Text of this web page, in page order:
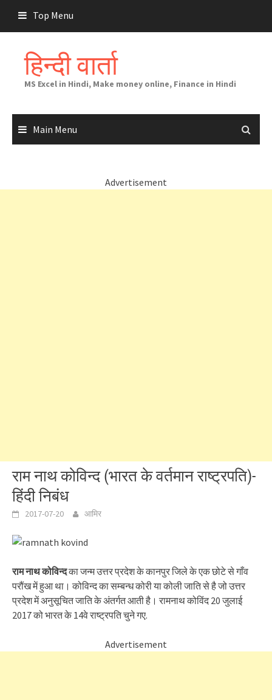
content
Top Menu
हिन्दी वार्ता
MS Excel in Hindi, Make money online, Finance in Hindi
Main Menu
Advertisement
राम नाथ कोविन्द (भारत के वर्तमान राष्ट्रपति)-
हिंदी निबंध
2017-07-20 आमिर
राम नाथ कोविन्दका जन्म उत्तर प्रदेश के कानपुर जिले के एक छोटे से गाँव
परौंख में हुआ था। कोविन्द का सम्बन्ध कोरी या कोली जाति से है जो उत्तर
प्रदेश में अनुसूचित जाति के अंतर्गत आती है। रामनाथ कोविंद 20 जुलाई
2017 को भारत के 14वे राष्ट्रपति चुने गए.
Advertisement